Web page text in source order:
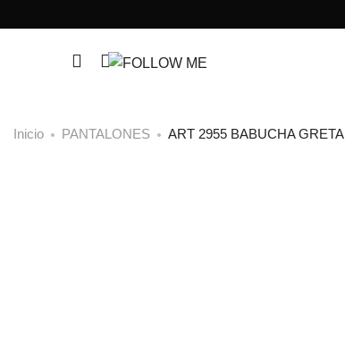
Inicio PANTALONES ART 2955 BABUCHA GRETA